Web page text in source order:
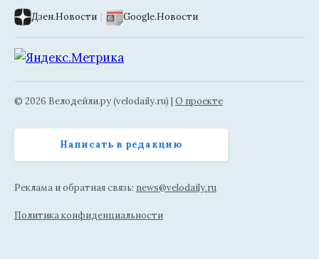
Дзен.Новости | Google.Новости
© 2026 Велодейли.ру (velodaily.ru) | О проекте
Написать в редакцию
Реклама и обратная связь: news@velodaily.ru
Политика конфиденциальности